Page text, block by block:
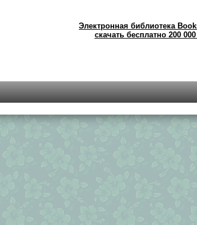
Электронная библиотека
скачать бесплатно 200 000